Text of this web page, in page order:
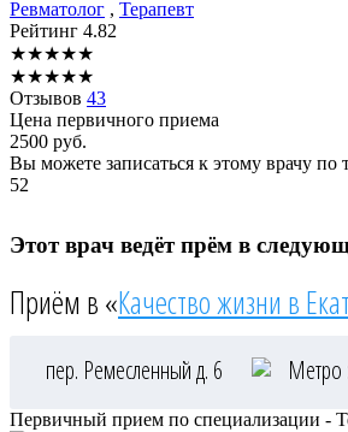
Ревматолог , Терапевт
Рейтинг 4.82
★★★★★
★★★★★
Отзывов 43
Цена первичного приема
2500 руб.
Вы можете записаться к этому врачу по
52
Этот врач ведёт прём в
Приём в «Качество жизни в
пер. Ремесленный д. 6 Метро :
Первичный прием по специализации -